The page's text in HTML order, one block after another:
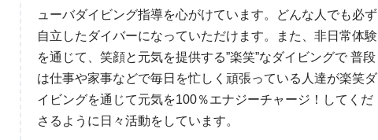
ューバダイビング指導を心がけています。どんな人でも必ず
自立したダイバーになっていただけます。また、非日常体験
を通じて、笑顔と元気を提供する”楽笑”なダイビングで 普段
は仕事や家事などで毎日を忙しく頑張っている人達が楽笑ダ
イビングを通じて元気を100％エナジーチャージ！してくだ
さるように日々活動をしています。